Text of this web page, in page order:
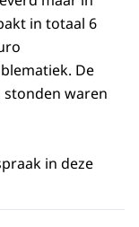
in totaal 6
De
waren
in deze